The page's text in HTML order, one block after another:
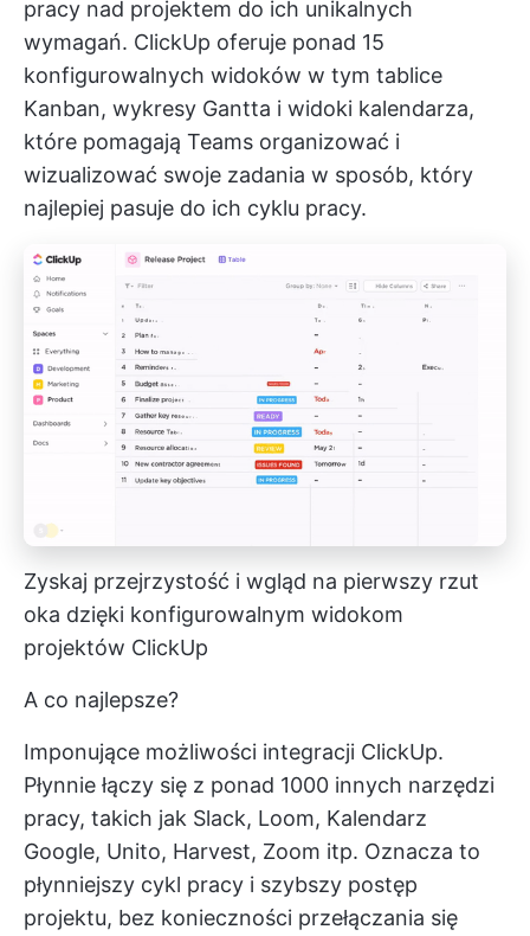
pracy nad projektem do ich unikalnych
wymagań. ClickUp oferuje ponad 15
konfigurowalnych widoków w tym tablice
Kanban, wykresy Gantta i widoki kalendarza,
które pomagają Teams organizować i
wizualizować swoje zadania w sposób, który
najlepiej pasuje do ich cyklu pracy.
Zyskaj przejrzystość i wgląd na pierwszy rzut
oka dzięki konfigurowalnym widokom
projektów ClickUp
A co najlepsze?
Imponujące możliwości integracji ClickUp.
Płynnie łączy się z ponad 1000 innych narzędzi
pracy, takich jak Slack, Loom, Kalendarz
Google, Unito, Harvest, Zoom itp. Oznacza to
płynniejszy cykl pracy i szybszy postęp
projektu, bez konieczności przełączania się